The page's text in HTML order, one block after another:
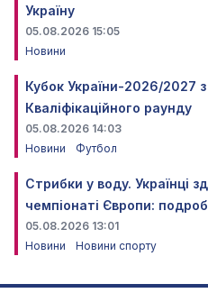
Україну
05.08.2026 15:05
Новини
Кубок України-2026/2027
Кваліфікаційного раунду
05.08.2026 14:03
Новини
Футбол
Стрибки у воду. Українці
чемпіонаті Європи:
05.08.2026 13:01
Новини
Новини спорту